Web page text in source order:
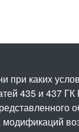
при каких
435 и 437